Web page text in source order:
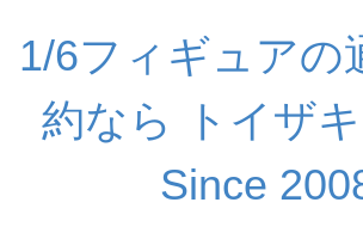
1/6フィギュアの
約なら トイザ
Since